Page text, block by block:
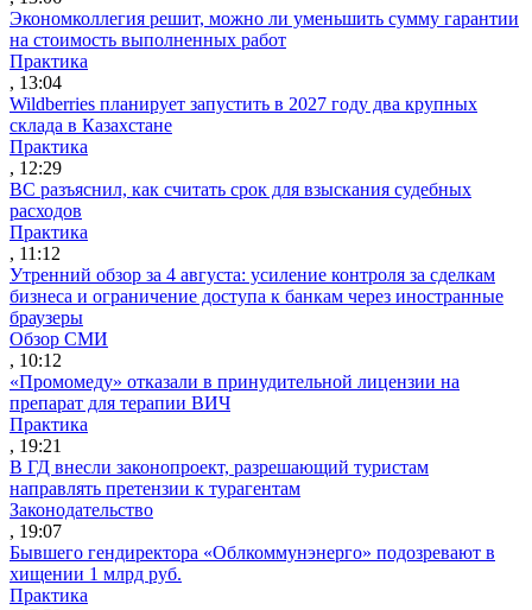
Экономколлегия решит, можно ли уменьшить сумму гарантии
на стоимость выполненных работ
Практика
, 13:04
Wildberries планирует запустить в 2027 году два крупных
склада в Казахстане
Практика
, 12:29
ВС разъяснил, как считать срок для взыскания судебных
расходов
Практика
, 11:12
Утренний обзор за 4 августа: усиление контроля за сделкам
бизнеса и ограничение доступа к банкам через иностранные
браузеры
Обзор СМИ
, 10:12
«Промомеду» отказали в принудительной лицензии на
препарат для терапии ВИЧ
Практика
, 19:21
В ГД внесли законопроект, разрешающий туристам
направлять претензии к турагентам
Законодательство
, 19:07
Бывшего гендиректора «Облкоммунэнерго» подозревают в
хищении 1 млрд руб.
Практика